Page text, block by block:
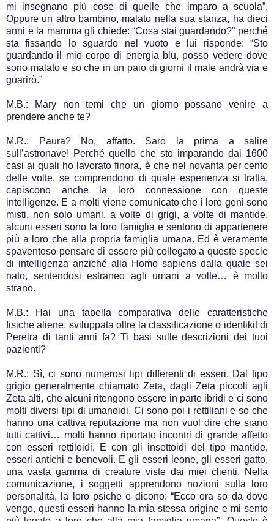
mi insegnano più cose di quelle che imparo a scuola”.
Oppure un altro bambino, malato nella sua stanza, ha dieci
anni e la mamma gli chiede: “Cosa stai guardando?” perché
sta fissando lo sguardo nel vuoto e lui risponde: “Sto
guardando il mio corpo di energia blu, posso vedere dove
sono malato e so che in un paio di giorni il male andrà via e
guarirò.”
M.B.: Mary non temi che un giorno possano venire a
prendere anche te?
M.R.: Paura? No, affatto. Sarò la prima a salire
sull’astronave! Perché quello che sto imparando dai 1600
casi ai quali ho lavorato finora, è che nel novanta per cento
delle volte, se comprendono di quale esperienza si tratta,
capiscono anche la loro connessione con queste
intelligenze. E a molti viene comunicato che i loro geni sono
misti, non solo umani, a volte di grigi, a volte di mantide,
alcuni esseri sono la loro famiglia e sentono di appartenere
più a loro che alla propria famiglia umana. Ed è veramente
spaventoso pensare di essere più collegato a queste specie
di intelligenza anziché alla Homo sapiens dalla quale sei
nato, sentendosi estraneo agli umani a volte… è molto
strano.
M.B.: Hai una tabella comparativa delle caratteristiche
fisiche aliene, sviluppata oltre la classificazione o identikit di
Pereira di tanti anni fa? Ti basi sulle descrizioni dei tuoi
pazienti?
M.R.: Sì, ci sono numerosi tipi differenti di esseri. Dal tipo
grigio generalmente chiamato Zeta, dagli Zeta piccoli agli
Zeta alti, che alcuni ritengono essere in parte ibridi e ci sono
molti diversi tipi di umanoidi. Ci sono poi i rettiliani e so che
hanno una cattiva reputazione ma non vuol dire che siano
tutti cattivi… molti hanno riportato incontri di grande affetto
con esseri rettiloidi. E con gli insettoidi del tipo mantide,
esseri antichi e benevoli. E gli esseri leone, gli esseri gatto,
una vasta gamma di creature viste dai miei clienti. Nella
comunicazione, i soggetti apprendono nozioni sulla loro
personalità, la loro psiche e dicono: “Ecco ora so da dove
vengo, questi esseri hanno la mia stessa origine e mi sento